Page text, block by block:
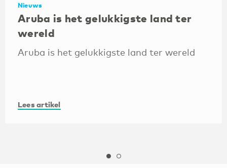
Nieuws
Aruba is het gelukkigste land ter
wereld
Aruba is het gelukkigste land ter wereld
Lees artikel